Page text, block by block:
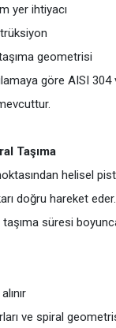
yer ihtiyacı
geometrisi
göre AISI
Taşıma
helisel
doğru hareket eder.
süresi
ve spiral